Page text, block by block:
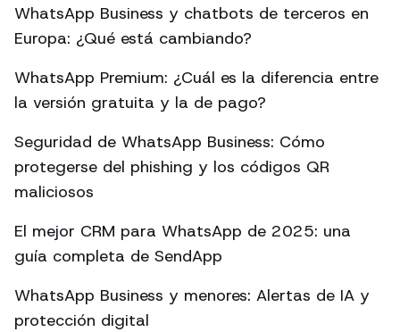
WhatsApp Business y chatbots de terceros en
Europa: ¿Qué está cambiando?
WhatsApp Premium: ¿Cuál es la diferencia entre
la versión gratuita y la de pago?
Seguridad de WhatsApp Business: Cómo
protegerse del phishing y los códigos QR
maliciosos
El mejor CRM para WhatsApp de 2025: una
guía completa de SendApp
WhatsApp Business y menores: Alertas de IA y
protección digital